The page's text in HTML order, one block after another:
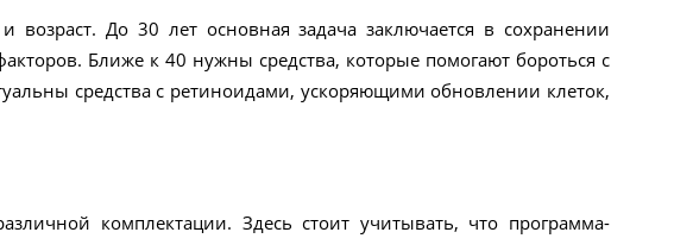
До 30 лет основная задача заключается в сохранении
Ближе к 40 нужны средства, которые помогают бороться с
средства с ретиноидами, ускоряющими обновлении клеток,
комплектации. Здесь стоит учитывать, что программа-